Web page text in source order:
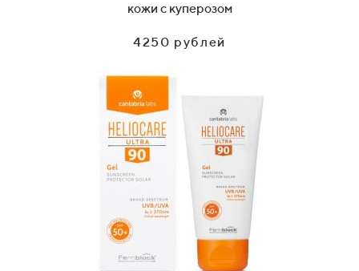
кожи c куперозом
4250 рублей